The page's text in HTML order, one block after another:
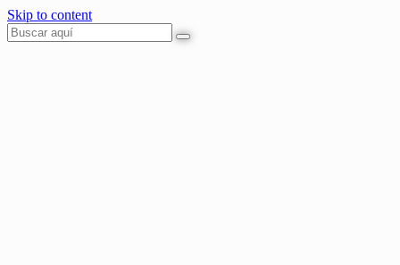
Skip to content